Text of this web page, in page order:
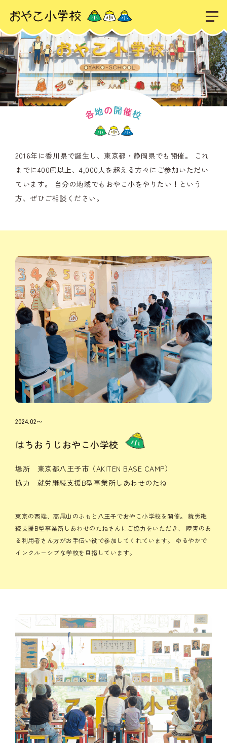
2016年に香川県で誕生し、東京都・静岡県でも開催。
これ
までに400回以上、4,000人を超える方々にご参加いただい
ています。
自分の地域でもおやこ小をやりたい！という
方、ぜひご相談ください。
2024.02〜
はちおうじおやこ小学校
場所 東京都八王子市（AKITEN BASE CAMP）
協力 就労継続支援B型事業所しあわせのたね
東京の西端、高尾山のふもと八王子でおやこ小学校を開催。
就労継
続支援B型事業所しあわせのたねさんにご協力をいただき、
障害のあ
る利用者さん方がお手伝い役で参加してくれています。
ゆるやかで
インクルーシブな学校を目指しています。